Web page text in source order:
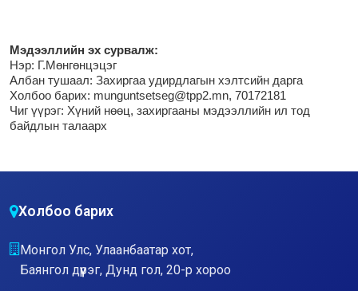
Мэдээллийн эх сурвалж:
Нэр: Г.Мөнгөнцэцэг
Албан тушаал: Захиргаа удирдлагын хэлтсийн дарга
Холбоо барих: munguntsetseg@tpp2.mn, 70172181
Чиг үүрэг: Хүний нөөц, захиргааны мэдээллийн ил тод
байдлын талаарх
Холбоо барих
Монгол Улс, Улаанбаатар хот,
Баянгол дүүрэг, Дунд гол, 20-р хороо